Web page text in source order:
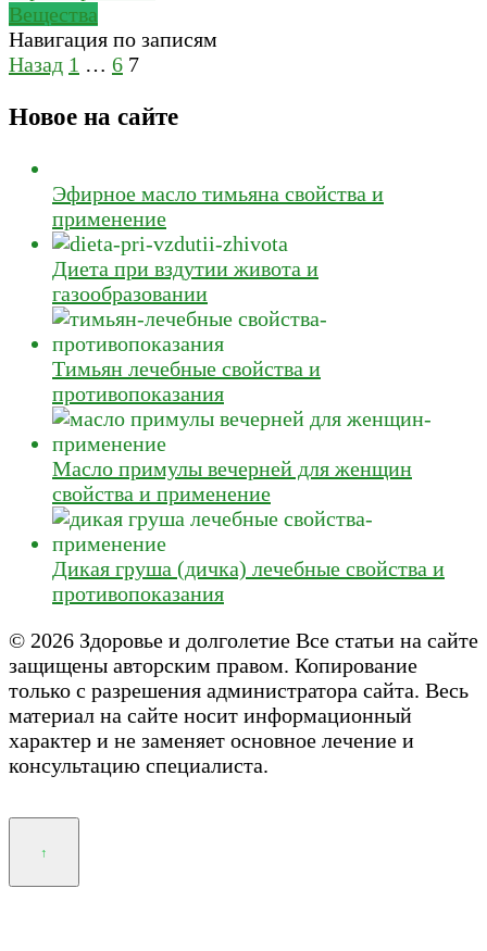
Вещества
Навигация по записям
Назад 1 … 6 7
Новое на сайте
Эфирное масло тимьяна свойства и
применение
Диета при вздутии живота и
газообразовании
Тимьян лечебные свойства и
противопоказания
Масло примулы вечерней для женщин
свойства и применение
Дикая груша (дичка) лечебные свойства и
противопоказания
© 2026 Здоровье и долголетие Все статьи на сайте
защищены авторским правом. Копирование
только с разрешения администратора сайта. Весь
материал на сайте носит информационный
характер и не заменяет основное лечение и
консультацию специалиста.